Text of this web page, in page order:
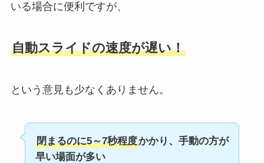
いる場合に便利ですが、
自動スライドの速度が遅い！
という意見も少なくありません。
閉まるのに5～7秒程度かかり、手動の方が
早い場面が多い